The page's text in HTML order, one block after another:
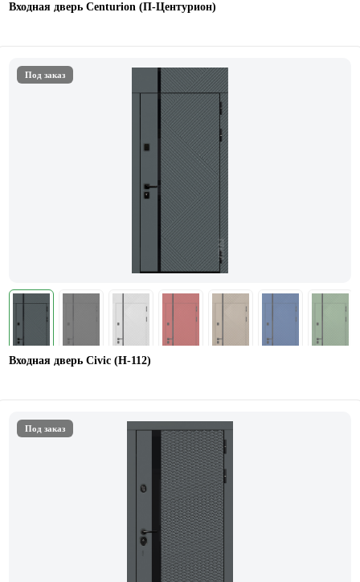
Входная дверь Centurion (П-Центурион)
Под заказ
Входная дверь Civic (Н-112)
Под заказ